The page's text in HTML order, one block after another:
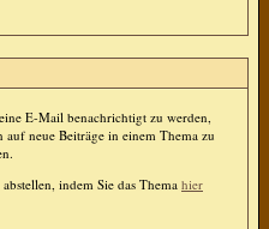
E-Mail benachrichtigt zu werden,
neue Beiträge in einem Thema zu
indem Sie das Thema hier